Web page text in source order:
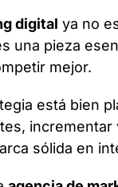
digital ya no
una pieza
mejor.
está bien
incrementar
sólida en